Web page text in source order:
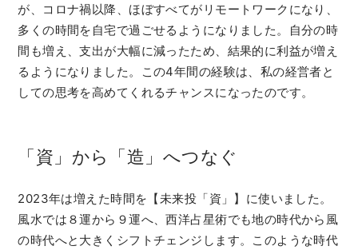
が、コロナ禍以降、ほぼすべてがリモートワークになり、
多くの時間を自宅で過ごせるようになりました。自分の時
間も増え、支出が大幅に減ったため、結果的に利益が増え
るようになりました。この4年間の経験は、私の経営者と
しての思考を高めてくれるチャンスになったのです。
「資」から「造」へつなぐ
2023年は増えた時間を【未来投「資」】に使いました。
風水では８運から９運へ、西洋占星術でも地の時代から風
の時代へと大きくシフトチェンジします。このような時代